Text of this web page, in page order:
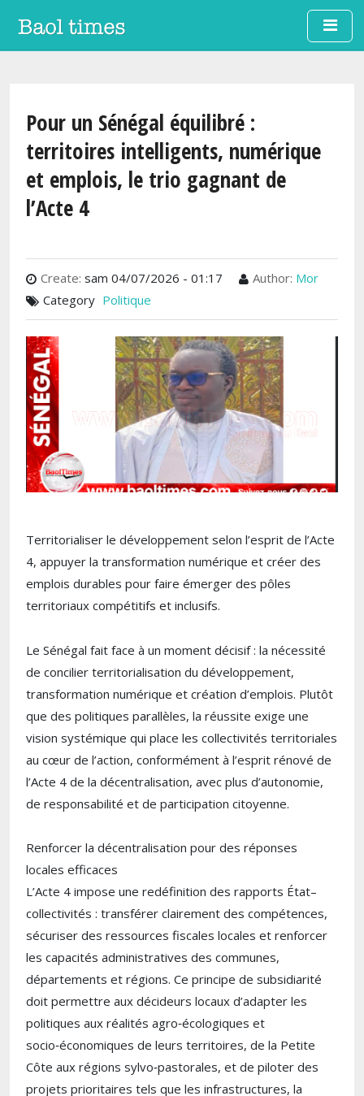
Aller au contenu principal
Pour un Sénégal équilibré :
territoires intelligents, numérique
et emplois, le trio gagnant de
l’Acte 4
Create: sam 04/07/2026 - 01:17 Author: Mor
Category Politique
Territorialiser le développement selon l’esprit de l’Acte
4, appuyer la transformation numérique et créer des
emplois durables pour faire émerger des pôles
territoriaux compétitifs et inclusifs.
Le Sénégal fait face à un moment décisif : la nécessité
de concilier territorialisation du développement,
transformation numérique et création d’emplois. Plutôt
que des politiques parallèles, la réussite exige une
vision systémique qui place les collectivités territoriales
au cœur de l’action, conformément à l’esprit rénové de
l’Acte 4 de la décentralisation, avec plus d’autonomie,
de responsabilité et de participation citoyenne.
Renforcer la décentralisation pour des réponses
locales efficaces
L’Acte 4 impose une redéfinition des rapports État–
collectivités : transférer clairement des compétences,
sécuriser des ressources fiscales locales et renforcer
les capacités administratives des communes,
départements et régions. Ce principe de subsidiarité
doit permettre aux décideurs locaux d’adapter les
politiques aux réalités agro‑écologiques et
socio‑économiques de leurs territoires, de la Petite
Côte aux régions sylvo‑pastorales, et de piloter des
projets prioritaires tels que les infrastructures, la